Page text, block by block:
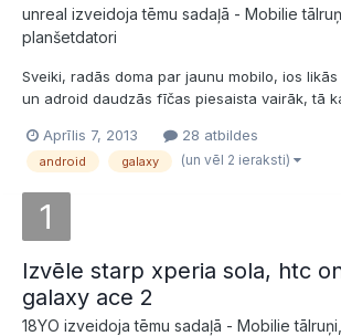
unreal izveidoja tēmu sadaļā - Mobilie
planšetdatori
Sveiki, radās doma par jaunu mobilo, ios
un adroid daudzās fīčas piesaista vairāk, tā
iPhone 5 izturības ziņā ir pārāks... jo S3 lielais
dažnedažādiem kritieniem, pat no visnotaļ
Aprīlis 7, 2013 28 atbildes
android galaxy (un vēl 2 ieraksti)
Izvēle starp xperia sola, htc
galaxy ace 2
18YO izveidoja tēmu sadaļā - Mobilie